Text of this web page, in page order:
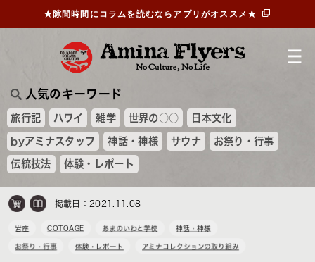
人気のキーワード
旅行記 ハワイ 雑学 世界の○○ 日本文化
byアミナスタッフ 神話・神様 サウナ お祭り・行事
伝統技法 体験・レポート
★隙間時間にコラムを読むならアプリがオススメ★
掲載日：2021.11.08
岩座 COTOAGE あまのいわと学校 神話・神様
お祭り・行事 体験・レポート アミナコレクションの取り組み